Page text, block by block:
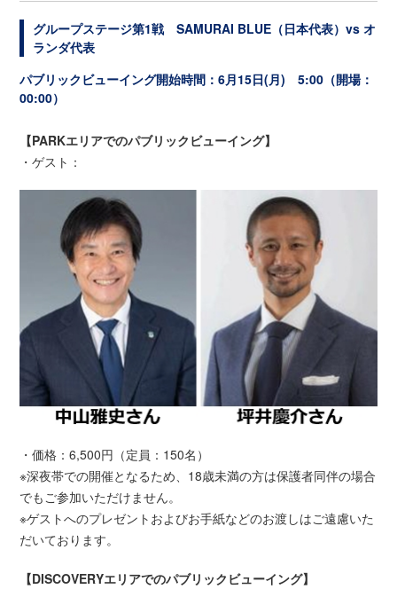
グループステージ第1戦 SAMURAI BLUE（日本代表）vs オ
ランダ代表
パブリックビューイング開始時間：6月15日(月) 5:00（開場：
00:00）
【PARKエリアでのパブリックビューイング】
・ゲスト：
・価格：6,500円（定員：150名）
※深夜帯での開催となるため、18歳未満の方は保護者同伴の場合
でもご参加いただけません。
※ゲストへのプレゼントおよびお手紙などのお渡しはご遠慮いた
だいております。
【DISCOVERYエリアでのパブリックビューイング】